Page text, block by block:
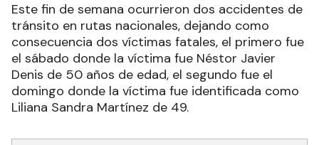
Este fin de semana ocurrieron dos accidentes de
tránsito en rutas nacionales, dejando como
consecuencia dos víctimas fatales, el primero fue
el sábado donde la víctima fue Néstor Javier
Denis de 50 años de edad, el segundo fue el
domingo donde la víctima fue identificada como
Liliana Sandra Martínez de 49.